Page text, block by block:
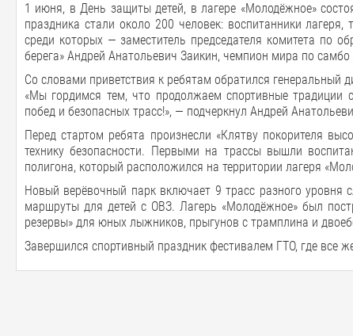
1 июня, в День защиты детей, в лагере «Молодёжное»
праздника стали около 200 человек: воспитанники
среди которых — заместитель председателя комитета по
берега» Андрей Анатольевич Заикин, чемпион мира по
Со словами приветствия к ребятам обратился генеральный
«Мы гордимся тем, что продолжаем спортивные
побед и безопасных трасс!», — подчеркнул Андрей
Перед стартом ребята произнесли «Клятву покорителя
технику безопасности. Первыми на трассы вышли
полигона, который расположился на территории лагеря
Новый верёвочный парк включает 9 трасс разного
маршруты для детей с ОВЗ. Лагерь «Молодёжное» был
резервы» для юных лыжников, прыгунов с трамплина и
Завершился спортивный праздник фестивалем ГТО, где все